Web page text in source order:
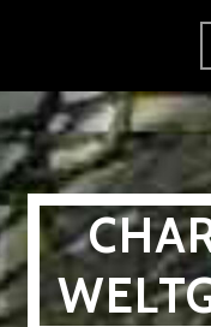
springen